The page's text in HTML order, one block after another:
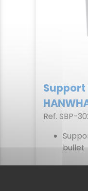
Ref. SBP-
bullet